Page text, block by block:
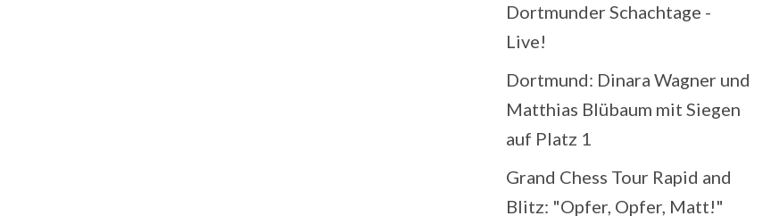
Dortmunder Schachtage -
Live!
Dortmund: Dinara Wagner und
Matthias Blübaum mit Siegen
auf Platz 1
Grand Chess Tour Rapid and
Blitz: "Opfer, Opfer, Matt!"